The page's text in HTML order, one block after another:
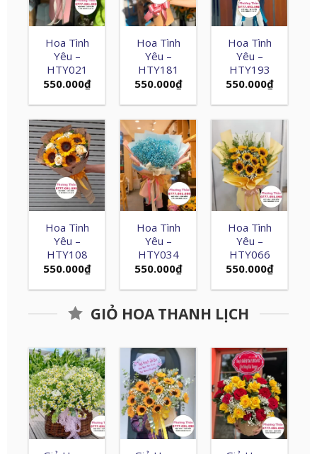
Hoa Tình
Yêu –
HTY021
550.000₫
Hoa Tình
Yêu –
HTY181
550.000₫
Hoa Tình
Yêu –
HTY193
550.000₫
Hoa Tình
Yêu –
HTY108
550.000₫
Hoa Tình
Yêu –
HTY034
550.000₫
Hoa Tình
Yêu –
HTY066
550.000₫
GIỎ HOA THANH LỊCH